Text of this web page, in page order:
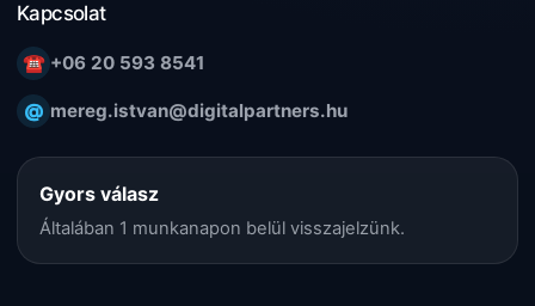
Kapcsolat
☎ +06 20 593 8541
@ mereg.istvan@digitalpartners.hu
Gyors válasz
Általában 1 munkanapon belül visszajelzünk.